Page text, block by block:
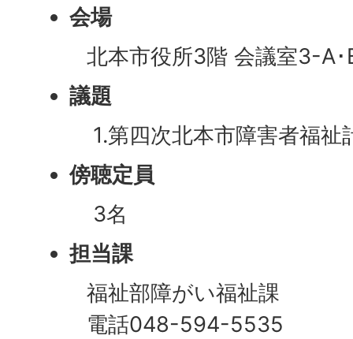
会場
北本市役所3階 会議室3-A･
議題
1.第四次北本市障害者福祉
傍聴定員
3名
担当課
福祉部障がい福祉課
電話048-594-5535